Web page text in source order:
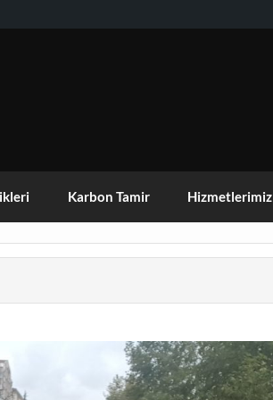
DOGA AKTIVITELERI GRUBU
Karbon Tamir Hizmetlerimiz